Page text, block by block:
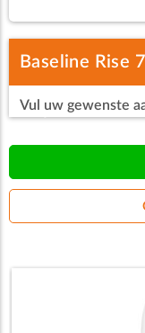
Baseline Rise
klapdeksel
Vul uw gewenste